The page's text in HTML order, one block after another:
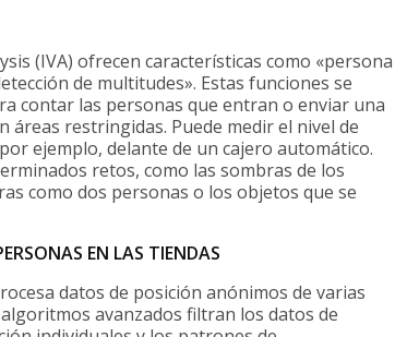
(IVA) ofrecen características como «persona
de multitudes». Estas funciones se
contar las personas que entran o enviar una
restringidas. Puede medir el nivel de
ejemplo, delante de un cajero automático.
retos, como las sombras de los
como dos personas o los objetos que se
EN LAS TIENDAS
datos de posición anónimos de varias
avanzados filtran los datos de